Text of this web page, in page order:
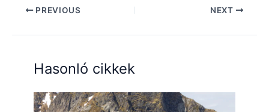
PREVIOUS NEXT
Hasonló cikkek